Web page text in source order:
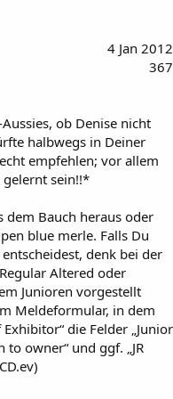
4 Jan 2012
367
ob Denise nicht
halbwegs in Deiner
empfehlen; vor allem
sein!!*
dem Bauch heraus oder
blue merle. Falls Du
denk bei der
Altered oder
Junioren vorgestellt
Meldeformular, in dem
die Felder „Junior
to owner“ und ggf. „JR